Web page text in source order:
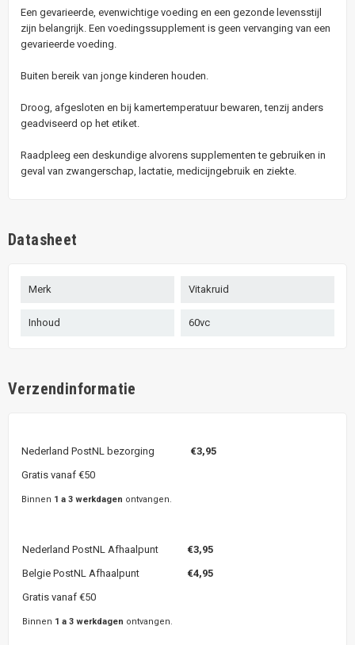
Een gevarieerde, evenwichtige voeding en een gezonde levensstijl
zijn belangrijk. Een voedingssupplement is geen vervanging van een
gevarieerde voeding.
Buiten bereik van jonge kinderen houden.
Droog, afgesloten en bij kamertemperatuur bewaren, tenzij anders
geadviseerd op het etiket.
Raadpleeg een deskundige alvorens supplementen te gebruiken in
geval van zwangerschap, lactatie, medicijngebruik en ziekte.
Datasheet
Merk Vitakruid
Inhoud 60vc
Verzendinformatie
Nederland PostNL bezorging €3,95
Gratis vanaf €50
Binnen 1 a 3 werkdagen ontvangen.
Nederland PostNL Afhaalpunt €3,95
Belgie PostNL Afhaalpunt
€4,95
Gratis vanaf €50
Binnen 1 a 3 werkdagen ontvangen.